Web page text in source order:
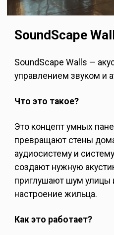
SoundScape
SoundScape Walls —
управлением звуком и
Что это такое?
Это концепт умных
превращают стены
аудиосистему и
создают нужную
приглушают шум улицы
настроение жильца.
Как это работает?